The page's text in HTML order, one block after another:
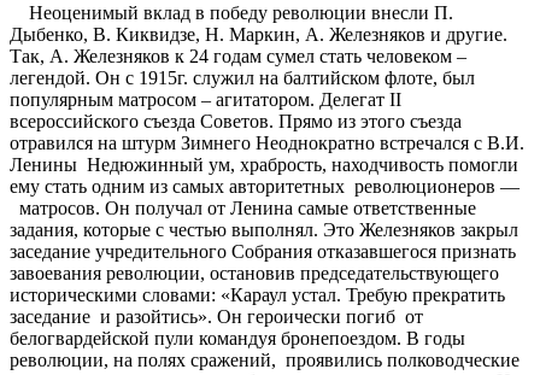
Неоценимый вклад в победу революции внесли П.
Дыбенко, В. Киквидзе, Н. Маркин, А. Железняков и другие.
Так, А. Железняков к 24 годам сумел стать человеком –
легендой. Он с 1915г. служил на балтийском флоте, был
популярным матросом – агитатором. Делегат II
всероссийского съезда Советов. Прямо из этого съезда
отравился на штурм Зимнего Неоднократно встречался с В.И.
Ленины Недюжинный ум, храбрость, находчивость помогли
ему стать одним из самых авторитетных революционеров —
матросов. Он получал от Ленина самые ответственные
задания, которые с честью выполнял. Это Железняков закрыл
заседание учредительного Собрания отказавшегося признать
завоевания революции, остановив председательствующего
историческими словами: «Караул устал. Требую прекратить
заседание и разойтись». Он героически погиб от
белогвардейской пули командуя бронепоездом. В годы
революции, на полях сражений, проявились полководческие